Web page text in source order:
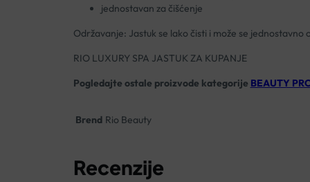
jednostavan za čišćenje
Održavanje: Jastuk se lako čisti i može se jednostavno
RIO LUXURY SPA JASTUK ZA KUPANJE
Pogledajte ostale proizvode kategorije BEAUTY
Brend Rio Beauty
Recenzije